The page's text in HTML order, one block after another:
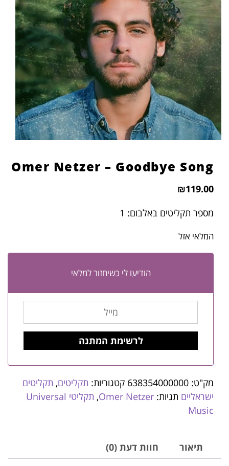
format_underlined הוסף קו תחתון לקישורים
סמן קישורים
לאפס
את
כל
האפשרויות
cached
Omer Netzer – Goodbye Song
₪119.00
מספר תקליטים באלבום: 1
המלאי אזל
הודיעו לי כשיחזור למלאי
מק"ט: 638354000000 קטגוריות: תקליטים, תקליטים
ישראליים תגיות: Omer Netzer
,
תקליטי Universal
Music
תיאור חוות דעת (0)